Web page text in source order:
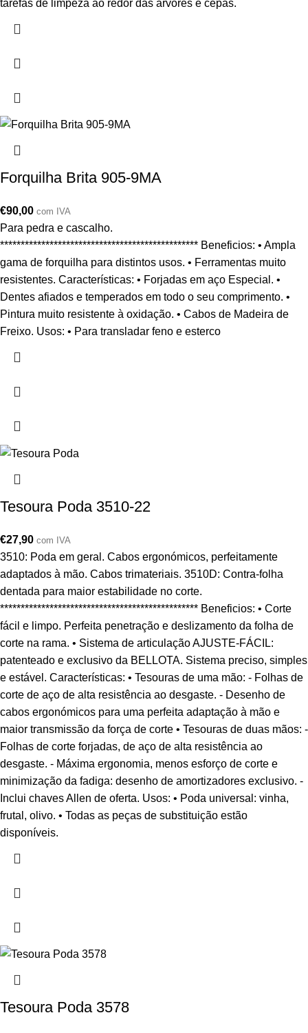
tarefas de limpeza ao redor das árvores e cepas.
Forquilha Brita 905-9MA
€90,00 com IVA
Para pedra e cascalho.
************************************************ Beneficios: • Ampla
gama de forquilha para distintos usos. • Ferramentas muito
resistentes. Características: • Forjadas em aço Especial. •
Dentes afiados e temperados em todo o seu comprimento. •
Pintura muito resistente à oxidação. • Cabos de Madeira de
Freixo. Usos: • Para transladar feno e esterco
Tesoura Poda 3510-22
€27,90 com IVA
3510: Poda em geral. Cabos ergonómicos, perfeitamente
adaptados à mão. Cabos trimateriais. 3510D: Contra-folha
dentada para maior estabilidade no corte.
************************************************ Beneficios: • Corte
fácil e limpo. Perfeita penetração e deslizamento da folha de
corte na rama. • Sistema de articulação AJUSTE-FÁCIL:
patenteado e exclusivo da BELLOTA. Sistema preciso, simples
e estável. Características: • Tesouras de uma mão: - Folhas de
corte de aço de alta resistência ao desgaste. - Desenho de
cabos ergonómicos para uma perfeita adaptação à mão e
maior transmissão da força de corte • Tesouras de duas mãos: -
Folhas de corte forjadas, de aço de alta resistência ao
desgaste. - Máxima ergonomia, menos esforço de corte e
minimização da fadiga: desenho de amortizadores exclusivo. -
Inclui chaves Allen de oferta. Usos: • Poda universal: vinha,
frutal, olivo. • Todas as peças de substituição estão
disponíveis.
Tesoura Poda 3578